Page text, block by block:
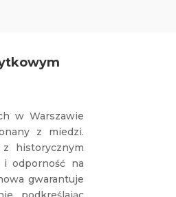
w Warszawie
z miedzi.
historycznym
i odporność na
gwarantuje